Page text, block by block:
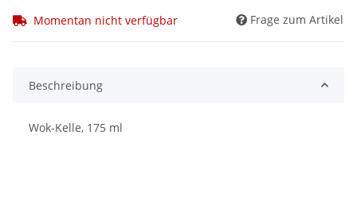
Momentan nicht verfügbar Frage zum Artikel
Beschreibung
Wok-Kelle, 175 ml